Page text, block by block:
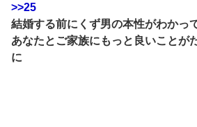
>>25
結婚する前にくず男の本性がわかっ
あなたとご家族にもっと良いことが
に